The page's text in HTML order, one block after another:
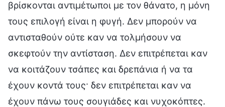
βρίσκονται αντιμέτωποι με τον θάνατο, η μόνη
τους επιλογή είναι η φυγή. Δεν μπορούν να
αντισταθούν ούτε καν να τολμήσουν να
σκεφτούν την αντίσταση. Δεν επιτρέπεται καν
να κοιτάζουν τσάπες και δρεπάνια ή να τα
έχουν κοντά τους· δεν επιτρέπεται καν να
έχουν πάνω τους σουγιάδες και νυχοκόπτες.